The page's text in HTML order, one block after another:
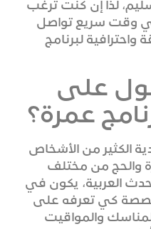
لذا إن كنت ترغب
وقت سريع تواصل
لبرنامج
على
عمرة؟
الكثير من الأشخاص
والحج من مختلف
العربية، يكون في
كي تعرفه على
والمواقيت